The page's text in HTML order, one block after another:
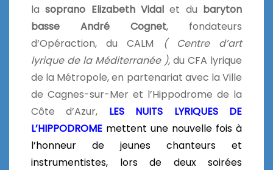
lasoprano Elizabeth Vidal et du baryton
basse
André Cognet, fondateurs
d’Opéraction, du CALM
( Centre d’art
lyrique de la Méditerranée ), du CFA lyrique
de la Métropole, en partenariat avec la Ville
de Cagnes-sur-Mer et l’Hippodrome de la
Côte d’Azur, LES NUITS LYRIQUES DE
L’HIPPODROME mettent une nouvelle fois à
l’honneur de jeunes chanteurs et
instrumentistes, lors de deux soirées